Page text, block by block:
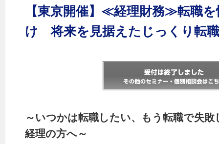
【東京開催】≪経理財務≫転職
け 将来を見据えたじっくり転
～いつかは転職したい、もう転職で失
経理の方へ～